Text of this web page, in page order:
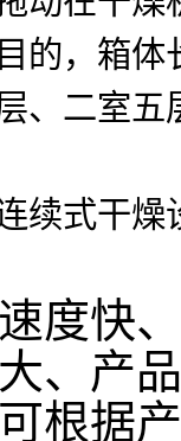
的，箱
、二室五
续式干燥
度快
、产
根据